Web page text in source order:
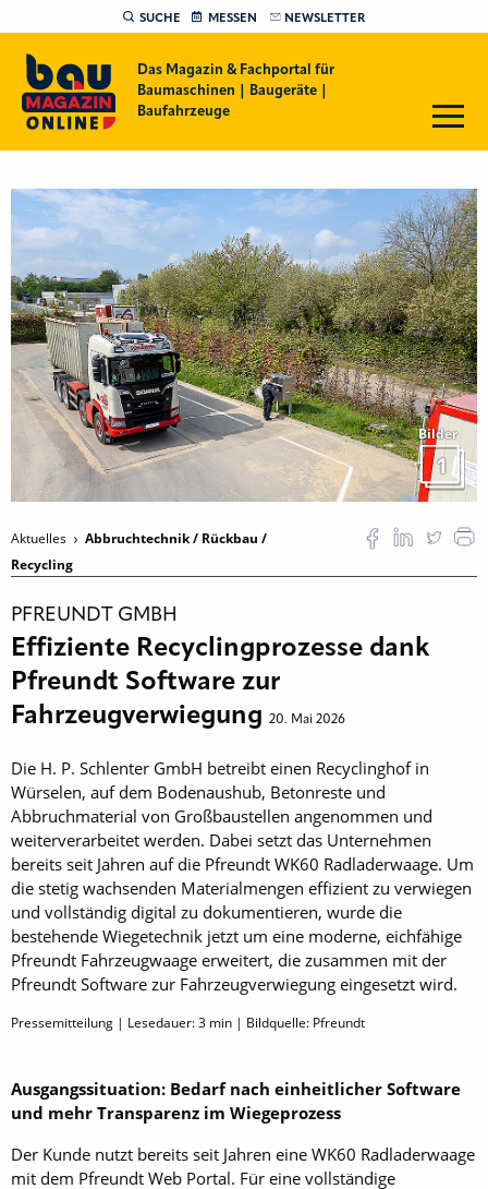
SUCHE MESSEN NEWSLETTER
Das Magazin & Fachportal für
Baumaschinen | Baugeräte |
Baufahrzeuge
Bilder
1
Aktuelles
Abbruchtechnik / Rückbau /
Recycling
PFREUNDT GMBH
Effiziente Recyclingprozesse dank
Pfreundt Software zur
Fahrzeugverwiegung 20. Mai 2026
Die H. P. Schlenter GmbH betreibt einen Recyclinghof in
Würselen, auf dem Bodenaushub, Betonreste und
Abbruchmaterial von Großbaustellen angenommen und
weiterverarbeitet werden. Dabei setzt das Unternehmen
bereits seit Jahren auf die Pfreundt WK60 Radladerwaage. Um
die stetig wachsenden Materialmengen effizient zu verwiegen
und vollständig digital zu dokumentieren, wurde die
bestehende Wiegetechnik jetzt um eine moderne, eichfähige
Pfreundt Fahrzeugwaage erweitert, die zusammen mit der
Pfreundt Software zur Fahrzeugverwiegung eingesetzt wird.
Pressemitteilung | Lesedauer:3 min | Bildquelle: Pfreundt
Ausgangssituation: Bedarf nach einheitlicher Software
und mehr Transparenz im Wiegeprozess
Der Kunde nutzt bereits seit Jahren eine WK60 Radladerwaage
mit dem Pfreundt Web Portal. Für eine vollständige